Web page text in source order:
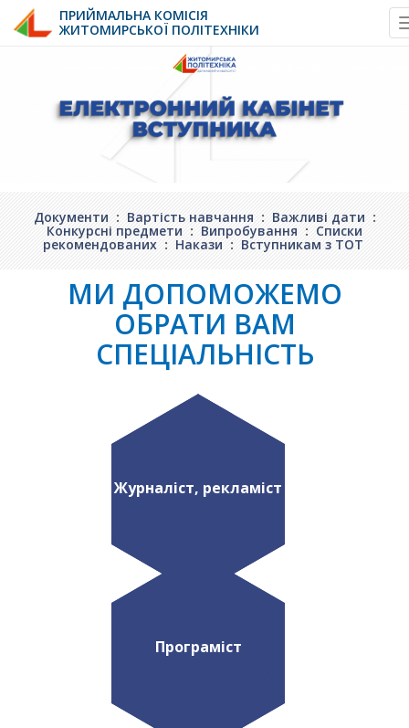
ПРИЙМАЛЬНА КОМІСІЯ
ЖИТОМИРСЬКОЇ ПОЛІТЕХНІКИ
Документи : Вартість навчання : Важливі дати :
Конкурсні предмети : Випробування : Списки
рекомендованих : Накази : Вступникам з ТОТ
МИ ДОПОМОЖЕМО
ОБРАТИ ВАМ
СПЕЦІАЛЬНІСТЬ
Журналіст, рекламіст
Програміст